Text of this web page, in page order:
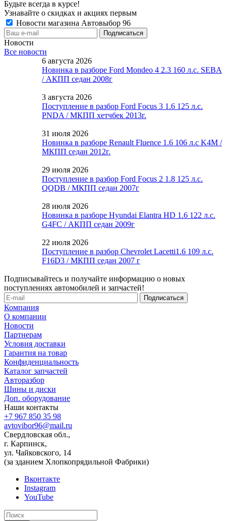
Будьте всегда в курсе!
Узнавайте о скидках и акциях первым
Новости магазина Автовыбор 96
Новости
Все новости
6 августа 2026
Новинка в разборе Ford Mondeo 4 2.3 160 л.с. SEBA
/ АКПП седан 2008г
3 августа 2026
Поступление в разбор Ford Focus 3 1.6 125 л.с.
PNDA / МКПП хетчбек 2013г.
31 июля 2026
Новинка в разборе Renault Fluence 1.6 106 л.с K4M /
МКПП седан 2012г.
29 июля 2026
Поступление в разбор Ford Focus 2 1.8 125 л.с.
QQDB / МКПП седан 2007г
28 июля 2026
Новинка в разборе Hyundai Elantra HD 1.6 122 л.с.
G4FC / АКПП седан 2009г
22 июля 2026
Поступление в разбор Chevrolet Lacetti1.6 109 л.с.
F16D3 / МКПП седан 2007 г
Подписывайтесь и получайте информацию о новых
поступлениях автомобилей и запчастей!
Компания
О компании
Новости
Партнерам
Условия доставки
Гарантия на товар
Конфиденциальность
Каталог запчастей
Авторазбор
Шины и диски
Доп. оборудование
Наши контакты
+7 967 850 35 98
avtovibor96@mail.ru
Свердловская обл.,
г. Карпинск,
ул. Чайковского, 14
(за зданием Хлопкопрядильной Фабрики)
Вконтакте
Instagram
YouTube